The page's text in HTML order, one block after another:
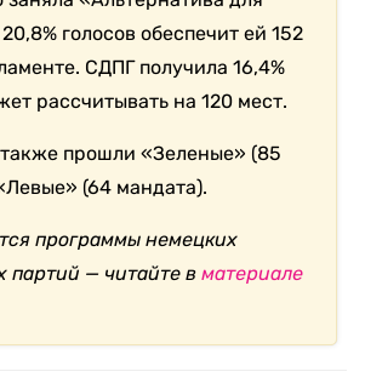
голосов обеспечит ей 152
СДПГ получила 16,4%
рассчитывать на 120 мест.
прошли «Зеленые» (85
(64 мандата).
программы немецких
партий — читайте вматериале